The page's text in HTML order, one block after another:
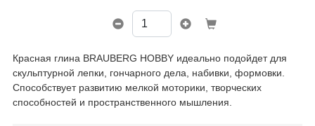
Красная глина BRAUBERG HOBBY идеально подойдет для
скульптурной лепки, гончарного дела, набивки, формовки.
Способствует развитию мелкой моторики, творческих
способностей и пространственного мышления.